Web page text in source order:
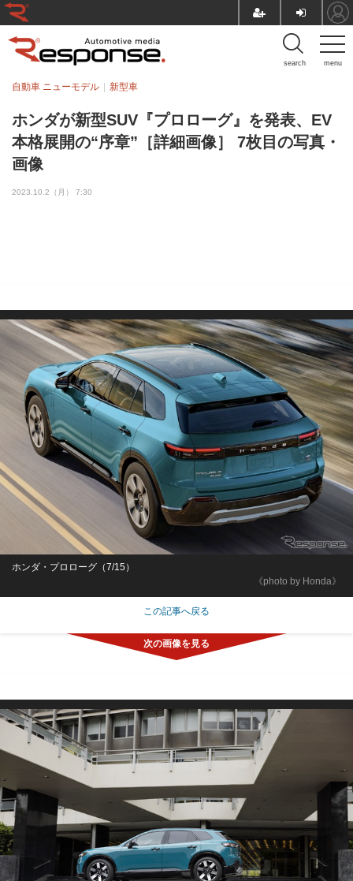
menu
search
ホンダが新型SUV『プロローグ』を発表、EV
本格展開の“序章”［詳細画像］ 7枚目の写真・
画像
自動車 ニューモデル 新型車
2023.10.2（月） 7:30
《photo by Honda》
ホンダ・プロローグ（7/15）
この記事へ戻る